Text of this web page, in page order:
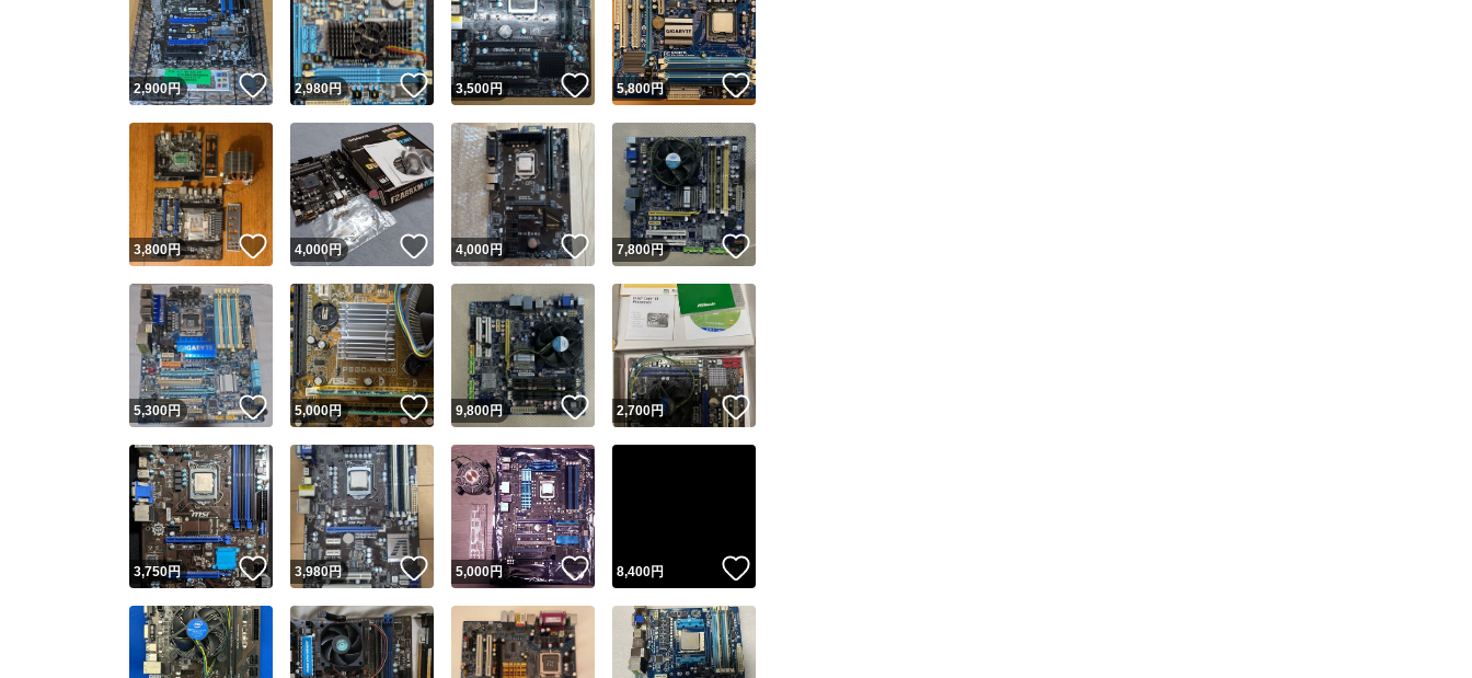
2,900円 いいね！
2,980円 いいね！
3,500円 いいね！
5,800円 いいね！
3,800円 いいね！
4,000円 いいね！
4,000円 いいね！
7,800円 いいね！
5,300円 いいね！
5,000円 いいね！
9,800円 いいね！
2,700円
3,750円 いいね！
3,980円 いいね！
5,000円 いいね！
8,400円